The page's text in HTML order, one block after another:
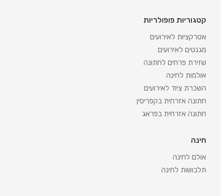
קטגוריות פופולריות
אטרקציות לאירועים
מגנטים לאירועים
שזירת פרחים לחתונה
אולמות לחינה
השכרת ציוד לאירועים
חתונה אזרחית בקפריסין
חתונה אזרחית בפראג
חינה
אולם לחינה
תלבושות לחינה